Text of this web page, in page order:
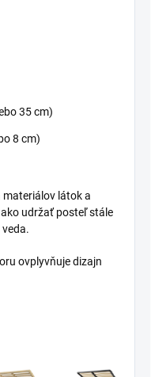
35 cm)
8 cm)
materiálov látok a
udržať posteľ stále
ovplyvňuje dizajn